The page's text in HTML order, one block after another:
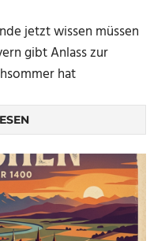
jetzt wissen müssen
gibt Anlass zur
hat